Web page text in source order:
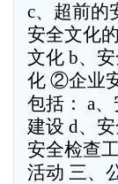
c、超前的
安全文化
文化 b、
化 ②企业
包括： a
建设 d、
安全检查
活动 三、